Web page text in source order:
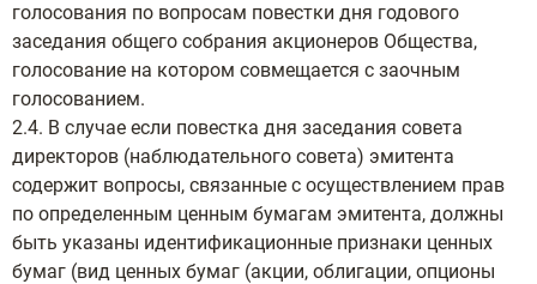
голосования по вопросам повестки дня годового
заседания общего собрания акционеров Общества,
голосование на котором совмещается с заочным
голосованием.
2.4. В случае если повестка дня заседания совета
директоров (наблюдательного совета) эмитента
содержит вопросы, связанные с осуществлением прав
по определенным ценным бумагам эмитента, должны
быть указаны идентификационные признаки ценных
бумаг (вид ценных бумаг (акции, облигации, опционы